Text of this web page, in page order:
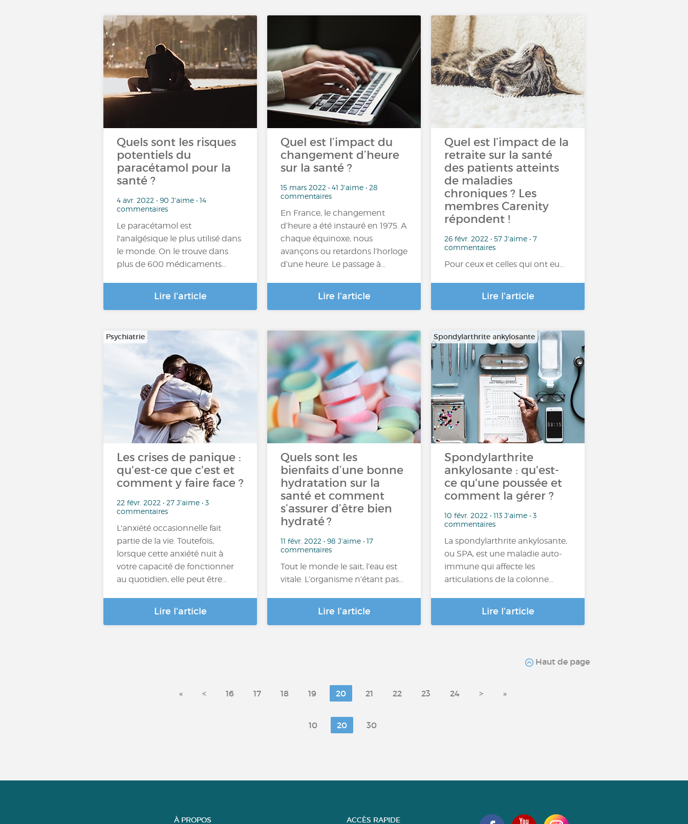
Quels sont les risques
potentiels du
paracétamol pour la
santé ?
4 avr. 2022 • 90 J'aime • 14
commentaires
Le paracétamol est
l'analgésique le plus utilisé dans
le monde. On le trouve dans
plus de 600 médicaments…
Lire l'article
Quel est l’impact du
changement d’heure
sur la santé ?
15 mars 2022 • 41 J'aime • 28
commentaires
En France, le changement
d’heure a été instauré en 1975. A
chaque équinoxe, nous
avançons ou retardons l’horloge
d’une heure. Le passage à…
Lire l'article
Quel est l’impact de la
retraite sur la santé
des patients atteints
de maladies
chroniques ? Les
membres Carenity
répondent !
26 févr. 2022 • 57 J'aime • 7
commentaires
Pour ceux et celles qui ont eu…
Lire l'article
Psychiatrie
Les crises de panique :
qu'est-ce que c'est et
comment y faire face ?
22 févr. 2022 • 27 J'aime • 3
commentaires
L'anxiété occasionnelle fait
partie de la vie. Toutefois,
lorsque cette anxiété nuit à
votre capacité de fonctionner
au quotidien, elle peut être…
Lire l'article
Quels sont les
bienfaits d’une bonne
hydratation sur la
santé et comment
s’assurer d’être bien
hydraté ?
11 févr. 2022 • 98 J'aime • 17
commentaires
Tout le monde le sait, l’eau est
vitale. L’organisme n’étant pas…
Lire l'article
Spondylarthrite ankylosante
Spondylarthrite
ankylosante : qu'est-
ce qu'une poussée et
comment la gérer ?
10 févr. 2022 • 113 J'aime • 3
commentaires
La spondylarthrite ankylosante,
ou SPA, est une maladie auto-
immune qui affecte les
articulations de la colonne…
Lire l'article
Haut de page
« < 16 17 18 19 20 21 22 23 24 > »
10 20 30
À PROPOS ACCÈS RAPIDE